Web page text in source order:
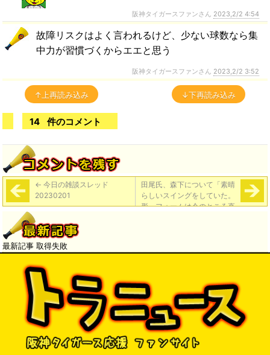
阪神タイガースファンさん 2023,2/2 4:54
故障リスクはよく言われるけど、少ない球数なら集
中力が習慣づくからエエと思う
阪神タイガースファンさん 2023,2/2 3:52
↑上再読み込み ↓下再読み込み
14 件のコメント
← 今日の雑談スレッド
20230201
田尾氏、森下について「素晴
らしいスイングをしていた。
形、フォームは今のところ直
最新記事 取得失敗